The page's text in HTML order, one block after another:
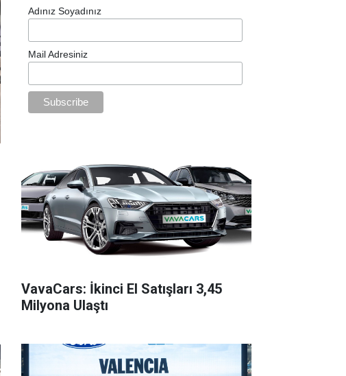
Adınız Soyadınız
Mail Adresiniz
VavaCars: İkinci El Satışları 3,45
Milyona Ulaştı